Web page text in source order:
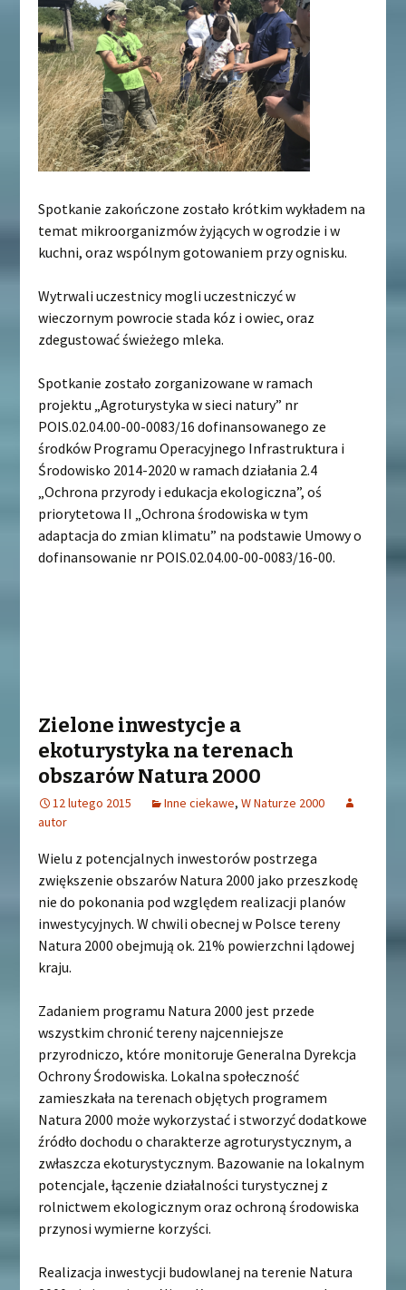
Spotkanie zakończone zostało krótkim wykładem na
temat mikroorganizmów żyjących w ogrodzie i w
kuchni, oraz wspólnym gotowaniem przy ognisku.
Wytrwali uczestnicy mogli uczestniczyć w
wieczornym powrocie stada kóz i owiec, oraz
zdegustować świeżego mleka.
Spotkanie zostało zorganizowane w ramach
projektu „Agroturystyka w sieci natury” nr
POIS.02.04.00-00-0083/16 dofinansowanego ze
środków Programu Operacyjnego Infrastruktura i
Środowisko 2014-2020 w ramach działania 2.4
„Ochrona przyrody i edukacja ekologiczna”, oś
priorytetowa II „Ochrona środowiska w tym
adaptacja do zmian klimatu” na podstawie Umowy o
dofinansowanie nr POIS.02.04.00-00-0083/16-00.
Zielone inwestycje a
ekoturystyka na terenach
obszarów Natura 2000
12 lutego 2015 Inne ciekawe,W Naturze 2000
autor
Wielu z potencjalnych inwestorów postrzega
zwiększenie obszarów Natura 2000 jako przeszkodę
nie do pokonania pod względem realizacji planów
inwestycyjnych. W chwili obecnej w Polsce tereny
Natura 2000 obejmują ok. 21% powierzchni lądowej
kraju.
Zadaniem programu Natura 2000 jest przede
wszystkim chronić tereny najcenniejsze
przyrodniczo, które monitoruje Generalna Dyrekcja
Ochrony Środowiska. Lokalna społeczność
zamieszkała na terenach objętych programem
Natura 2000 może wykorzystać i stworzyć dodatkowe
źródło dochodu o charakterze agroturystycznym, a
zwłaszcza ekoturystycznym. Bazowanie na lokalnym
potencjale, łączenie działalności turystycznej z
rolnictwem ekologicznym oraz ochroną środowiska
przynosi wymierne korzyści.
Realizacja inwestycji budowlanej na terenie Natura